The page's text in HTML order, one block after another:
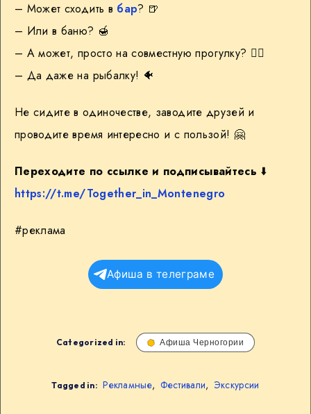
– Может сходить в бар? 🍺
– Или в баню? 🍯
– А может, просто на совместную прогулку? 🙋‍♀
– Да даже на рыбалку! 🐠
Не сидите в одиночестве, заводите друзей и
проводите время интересно и с пользой! 🤗
Переходите по ссылке и подписывайтесь ⬇️
https://t.me/Together_in_Montenegro
#реклама
Афиша в телеграме
Categorized in: Афиша Черногории
Tagged in: Рекламные, Фестивали, Экскурсии